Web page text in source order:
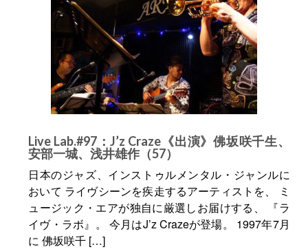
Live Lab.#97：J’z Craze《出演》佛坂咲千生、
安部一城、浅井雄作（57）
日本のジャズ、インストゥルメンタル・ジャンルに
おいて ライヴシーンを疾走するアーティストを、 ミ
ュージック・エアが独自に厳選しお届けする、 『ラ
イヴ・ラボ』。 今月はJ’z Crazeが登場。 1997年7月
に 佛坂咲千 […]